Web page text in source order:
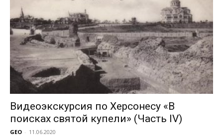
Видеоэкскурсия по Херсонесу «В
поисках святой купели» (Часть IV)
GEO - 11.06.2020